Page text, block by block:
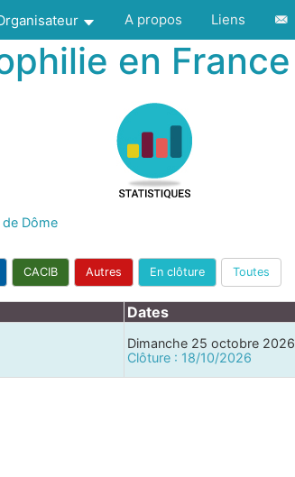
A propos Liens
en France
de Dôme
CACIB Autres En clôture Toutes
Dates
Dimanche 25 octobre 2026
Clôture : 18/10/2026